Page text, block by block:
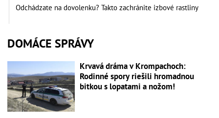
Odchádzate na dovolenku? Takto zachránite izbové rastliny
DOMÁCE SPRÁVY
Krvavá dráma v Krompachoch:
Rodinné spory riešili hromadnou
bitkou s lopatami a nožom!